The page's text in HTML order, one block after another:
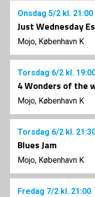
Onsdag 5/2 kl. 21:00
Just Wednesday
Mojo, København K
Torsdag 6/2 kl.
4 Wonders of the
Mojo, København K
Torsdag 6/2 kl.
Blues Jam
Mojo, København K
Fredag 7/2 kl. 21:00